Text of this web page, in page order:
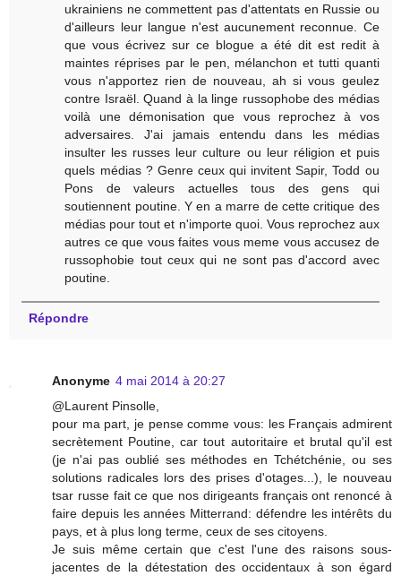
ukrainiens ne commettent pas d'attentats en Russie ou
d'ailleurs leur langue n'est aucunement reconnue. Ce
que vous écrivez sur ce blogue a été dit est redit à
maintes réprises par le pen, mélanchon et tutti quanti
vous n'apportez rien de nouveau, ah si vous geulez
contre Israël. Quand à la linge russophobe des médias
voilà une démonisation que vous reprochez à vos
adversaires. J'ai jamais entendu dans les médias
insulter les russes leur culture ou leur réligion et puis
quels médias ? Genre ceux qui invitent Sapir, Todd ou
Pons de valeurs actuelles tous des gens qui
soutiennent poutine. Y en a marre de cette critique des
médias pour tout et n'importe quoi. Vous reprochez aux
autres ce que vous faites vous meme vous accusez de
russophobie tout ceux qui ne sont pas d'accord avec
poutine.
Répondre
Anonyme 4 mai 2014 à 20:27
@Laurent Pinsolle,
pour ma part, je pense comme vous: les Français admirent
secrètement Poutine, car tout autoritaire et brutal qu'il est
(je n'ai pas oublié ses méthodes en Tchétchénie, ou ses
solutions radicales lors des prises d'otages...), le nouveau
tsar russe fait ce que nos dirigeants français ont renoncé à
faire depuis les années Mitterrand: défendre les intérêts du
pays, et à plus long terme, ceux de ses citoyens.
Je suis même certain que c'est l'une des raisons sous-
jacentes de la détestation des occidentaux à son égard